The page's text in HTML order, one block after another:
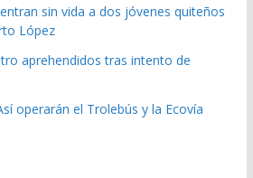
sin vida a dos jóvenes quiteños
López
aprehendidos tras intento de
operarán el Trolebús y la Ecovía